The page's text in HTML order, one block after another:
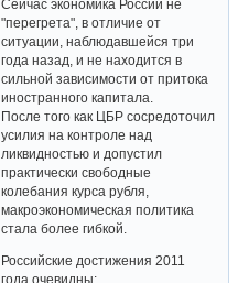
Сейчас экономика России не
"перегрета", в отличие от
ситуации, наблюдавшейся три
года назад, и не находится в
сильной зависимости от притока
иностранного капитала.
После того как ЦБР сосредоточил
усилия на контроле над
ликвидностью и допустил
практически свободные
колебания курса рубля,
макроэкономическая политика
стала более гибкой.
Российские достижения 2011
года очевидны: